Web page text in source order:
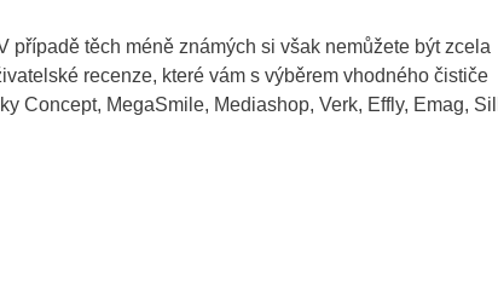
těch méně známých si však nemůžete být zcela
recenze, které vám s výběrem vhodného čističe
Concept, MegaSmile, Mediashop, Verk, Effly, Emag,